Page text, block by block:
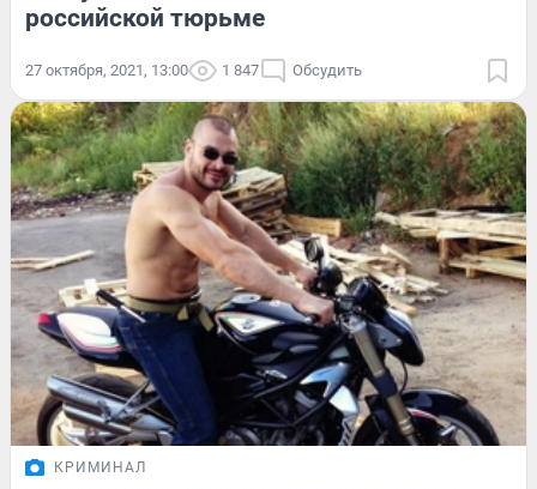
российской тюрьме
27 октября, 2021, 13:00 1 847 Обсудить
КРИМИНАЛ